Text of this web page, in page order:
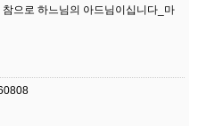
으로 하느님의 아드님이십니다_마